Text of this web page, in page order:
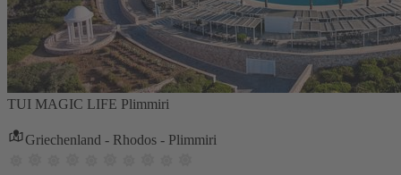
TUI MAGIC LIFE Plimmiri
Griechenland - Rhodos - Plimmiri